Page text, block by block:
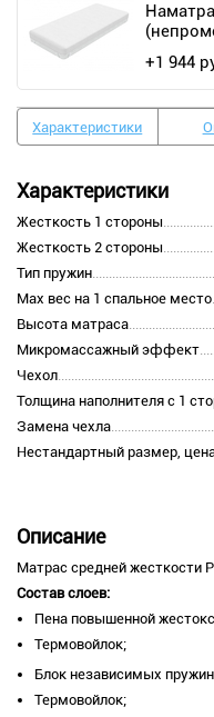
+1 944
Характеристики
Характеристики
Жесткость 1 стороны
Жесткость 2 стороны
Тип пружин
Max вес на 1 спальное место
Высота матраса
Микромассажный эффект
Чехол
Толщина наполнителя с 1
Замена чехла
Нестандартный размер,
Описание
Матрас средней жесткости
Состав слоев:
Пена повышенной
Термовойлок;
Блок независимых
Термовойлок;